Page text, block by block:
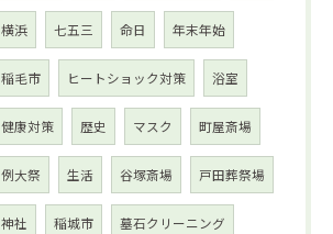
横浜 七五三 命日 年末年始
稲毛市 ヒートショック対策 浴室
健康対策 歴史 マスク 町屋斎場
例大祭 生活 谷塚斎場 戸田葬祭場
神社 稲城市 墓石クリーニング